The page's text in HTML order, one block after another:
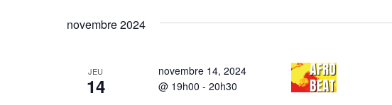
vues
mot-
novembre 2024
JEU
14
novembre 14, 2024
@ 19h00 -20h30